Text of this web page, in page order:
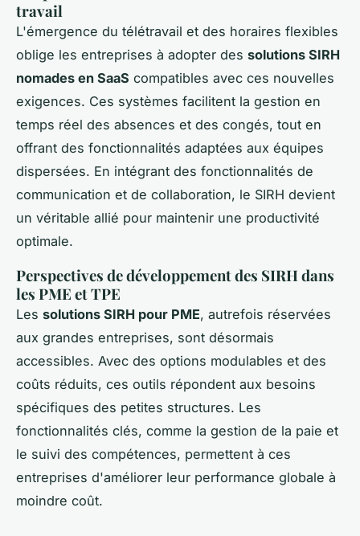
travail
L'émergence du télétravail et des horaires flexibles
oblige les entreprises à adopter des solutions SIRH
nomades en SaaS compatibles avec ces nouvelles
exigences. Ces systèmes facilitent la gestion en
temps réel des absences et des congés, tout en
offrant des fonctionnalités adaptées aux équipes
dispersées. En intégrant des fonctionnalités de
communication et de collaboration, le SIRH devient
un véritable allié pour maintenir une productivité
optimale.
Perspectives de développement des SIRH dans
les PME et TPE
Les solutions SIRH pour PME, autrefois réservées
aux grandes entreprises, sont désormais
accessibles. Avec des options modulables et des
coûts réduits, ces outils répondent aux besoins
spécifiques des petites structures. Les
fonctionnalités clés, comme la gestion de la paie et
le suivi des compétences, permettent à ces
entreprises d'améliorer leur performance globale à
moindre coût.